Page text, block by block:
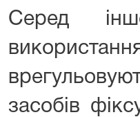
Серед
засобів